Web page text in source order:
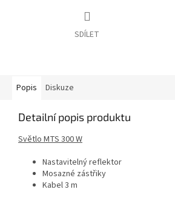
SDÍLET
Popis Diskuze
Detailní popis produktu
Světlo MTS 300 W
Nastavitelný reflektor
Mosazné zástřiky
Kabel 3 m